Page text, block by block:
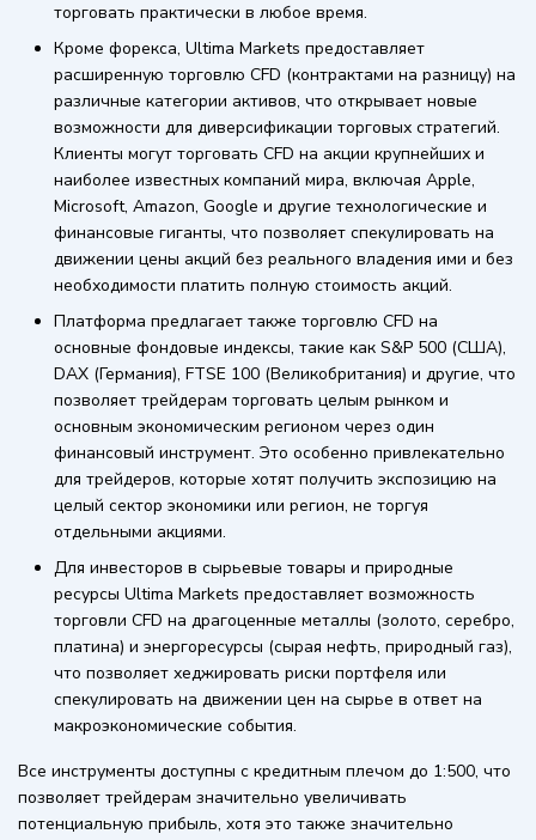
торговать практически в любое время.
Кроме форекса, Ultima Markets предоставляет
расширенную торговлю CFD (контрактами на разницу) на
различные категории активов, что открывает новые
возможности для диверсификации торговых стратегий.
Клиенты могут торговать CFD на акции крупнейших и
наиболее известных компаний мира, включая Apple,
Microsoft, Amazon, Google и другие технологические и
финансовые гиганты, что позволяет спекулировать на
движении цены акций без реального владения ими и без
необходимости платить полную стоимость акций.
Платформа предлагает также торговлю CFD на
основные фондовые индексы, такие как S&P 500 (США),
DAX (Германия), FTSE 100 (Великобритания) и другие, что
позволяет трейдерам торговать целым рынком и
основным экономическим регионом через один
финансовый инструмент. Это особенно привлекательно
для трейдеров, которые хотят получить экспозицию на
целый сектор экономики или регион, не торгуя
отдельными акциями.
Для инвесторов в сырьевые товары и природные
ресурсы Ultima Markets предоставляет возможность
торговли CFD на драгоценные металлы (золото, серебро,
платина) и энергоресурсы (сырая нефть, природный газ),
что позволяет хеджировать риски портфеля или
спекулировать на движении цен на сырье в ответ на
макроэкономические события.
Все инструменты доступны с кредитным плечом до 1:500, что
позволяет трейдерам значительно увеличивать
потенциальную прибыль, хотя это также значительно